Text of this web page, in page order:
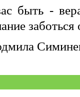
быть -
заботься